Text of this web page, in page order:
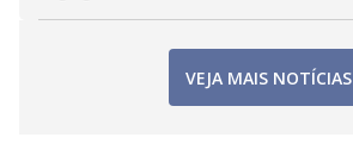
VEJA MAIS NOTÍCIAS